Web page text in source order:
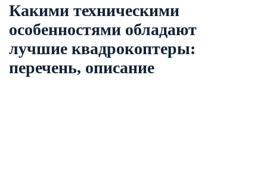
Какими техническими
особенностями обладают
лучшие квадрокоптеры:
перечень, описание